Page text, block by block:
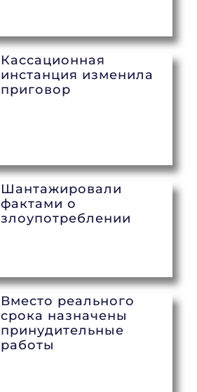
Кассационная
инстанция изменила
приговор
Шантажировали
фактами о
злоупотреблении
Вместо реального
срока назначены
принудительные
работы